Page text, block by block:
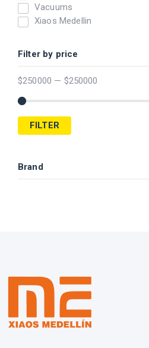
Vacuums
Xiaos Medellin
Filter by price
$250000 — $250000
FILTER
Brand